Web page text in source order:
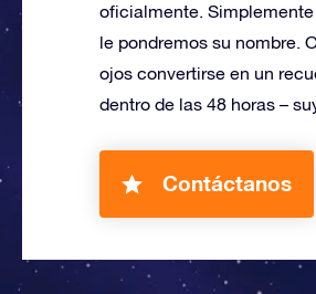
oficialmente.
le pondremos su nombre.
ojos convertirse en un
dentro de las 48 horas –
Contáctanos